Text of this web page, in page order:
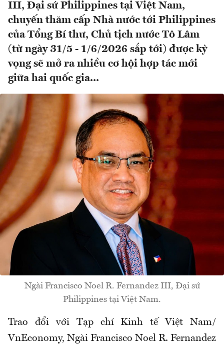
III, Đại sứ Philippines tại Việt Nam,
chuyến thăm cấp Nhà nước tới Philippines
của Tổng Bí thư, Chủ tịch nước Tô Lâm
(từ ngày 31/5 - 1/6/2026 sắp tới) được kỳ
vọng sẽ mở ra nhiều cơ hội hợp tác mới
giữa hai quốc gia...
Ngài Francisco Noel R. Fernandez III, Đại sứ
Philippines tại Việt Nam.
Trao đổi với Tạp chí Kinh tế Việt Nam/
VnEconomy, Ngài Francisco Noel R. Fernandez